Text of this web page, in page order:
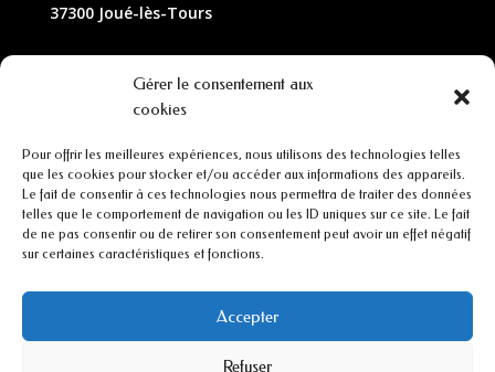
Gérer le consentement aux
cookies
Pour offrir les meilleures expériences, nous utilisons des technologies telles
que les cookies pour stocker et/ou accéder aux informations des appareils.
Le fait de consentir à ces technologies nous permettra de traiter des données
telles que le comportement de navigation ou les ID uniques sur ce site. Le fait
de ne pas consentir ou de retirer son consentement peut avoir un effet négatif
sur certaines caractéristiques et fonctions.
Accepter
Refuser
37300 Joué-lès-Tours
02 47 63 79 33
contact@lagarde-optique.fr
INFORMATIONS
Mentions légales
Conditions générales de ventes